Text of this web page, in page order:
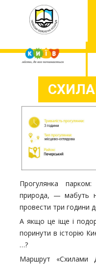
Прогулянка
природа, — мабуть
провести три години
А якщо це іще і
поринути в історію
…?
Маршрут «Схилами